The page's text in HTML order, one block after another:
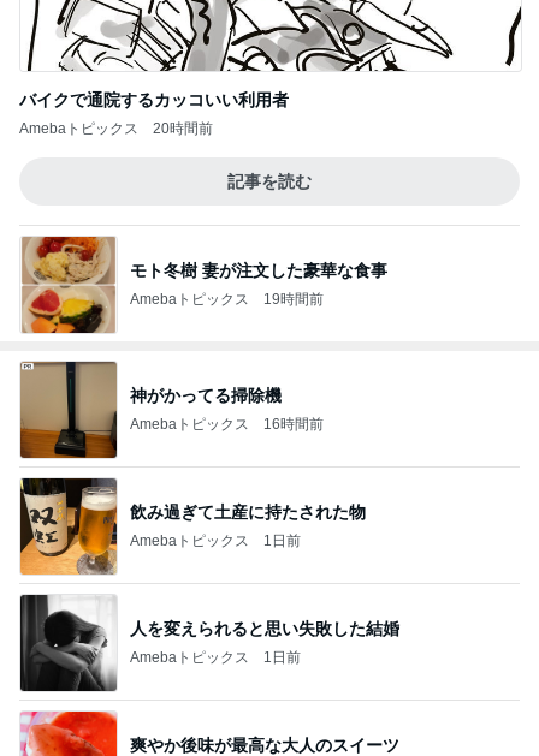
バイクで通院するカッコいい利用者
Amebaトピックス 20時間前
記事を読む
モト冬樹 妻が注文した豪華な食事
Amebaトピックス 19時間前
神がかってる掃除機
Amebaトピックス 16時間前
飲み過ぎて土産に持たされた物
Amebaトピックス 1日前
人を変えられると思い失敗した結婚
Amebaトピックス 1日前
爽やか後味が最高な大人のスイーツ